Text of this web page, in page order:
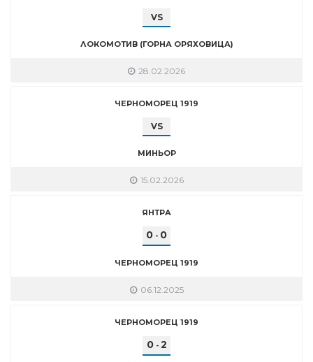
VS
ЛОКОМОТИВ (ГОРНА ОРЯХОВИЦА)
28.02.2026
ЧЕРНОМОРЕЦ 1919
VS
МИНЬОР
15.02.2026
ЯНТРА
0 - 0
ЧЕРНОМОРЕЦ 1919
06.12.2025
ЧЕРНОМОРЕЦ 1919
0- 2